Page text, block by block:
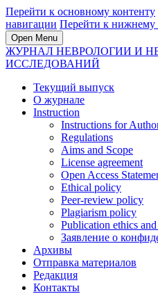
Перейти к основному контенту
навигации Перейти к нижнему
Open Menu
ЖУРНАЛ НЕВРОЛОГИИ И
ИССЛЕДОВАНИЙ
Текущий выпуск
О журнале
Instruction
Instructions for
Regulations
Aims and Scope
License agreement
Open Access
Ethical policy
Peer-review policy
Plagiarism policy
Publication ethics
Заявление о
Архивы
Отправка материалов
Редакция
Контакты